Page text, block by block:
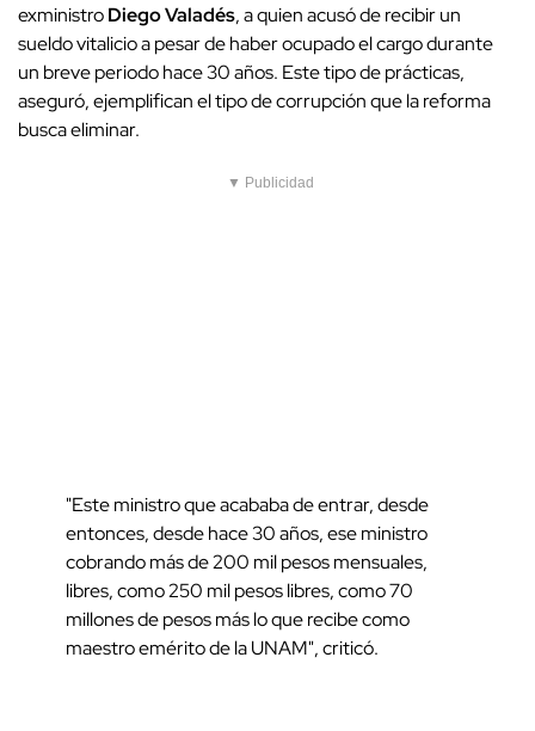
exministroDiego Valadés, a quien acusó de recibir un
sueldo vitalicio a pesar de haber ocupado el cargo durante
un breve periodo hace 30 años. Este tipo de prácticas,
aseguró, ejemplifican el tipo de corrupción que la reforma
busca eliminar.
▼ Publicidad
"Este ministro que acababa de entrar, desde
entonces, desde hace 30 años, ese ministro
cobrando más de 200 mil pesos mensuales,
libres, como 250 mil pesos libres, como 70
millones de pesos más lo que recibe como
maestro emérito de la UNAM", criticó.